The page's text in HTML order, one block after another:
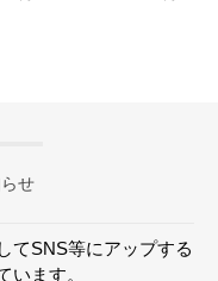
せ
てSNS等にアップする
います。